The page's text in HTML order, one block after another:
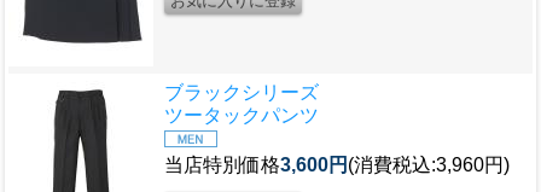
ブラックシリーズ
ツータックパンツ
当店特別価格3,600円 (消費税込:3,960円)